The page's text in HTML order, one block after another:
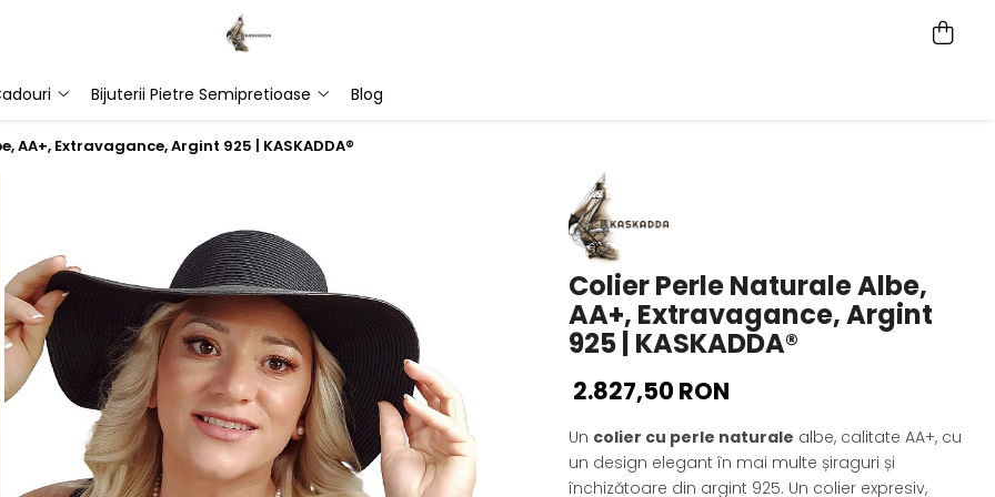
Bijuterii Pietre Semipretioase Blog
AA+, Extravagance, Argint 925 | KASKADDA®
Colier Perle Naturale Albe,
AA+, Extravagance, Argint
925 | KASKADDA®
2.827,50 RON
Un colier cu perle naturale albe, calitate AA+, cu
un design elegant în mai multe șiraguri și
închizătoare din argint 925. Un colier expresiv,